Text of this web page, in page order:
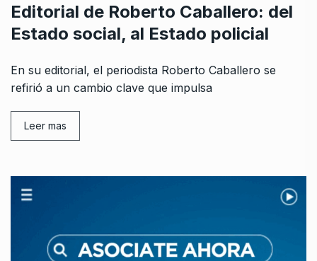
Editorial de Roberto Caballero: del
Estado social, al Estado policial
En su editorial, el periodista Roberto Caballero se
refirió a un cambio clave que impulsa
Leer mas